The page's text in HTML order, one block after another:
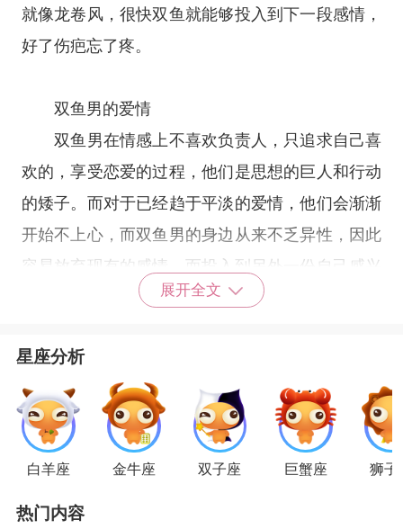
就像龙卷风，很快双鱼就能够投入到下一段感情，
好了伤疤忘了疼。
双鱼男的爱情
双鱼男在情感上不喜欢负责人，只追求自己喜
欢的，享受恋爱的过程，他们是思想的巨人和行动
的矮子。而对于已经趋于平淡的爱情，他们会渐渐
开始不上心，而双鱼男的身边从来不乏异性，因此
容易放弃现有的感情，而投入到另外一份自己感兴
趣的情感中，容易给人一种花心的印象。
双鱼女的爱情
双鱼女坚信世界上一定有美好的爱情，相信命
运和缘分的力量会将那个命定的恋人带到自己身
边，她们心中常怀憧憬。会去寻求虚伪的安全感，
生们的保护欲，能很快俘虏她们的心。
展开全文
星座分析
白羊座 金牛座 双子座 巨蟹座 狮子
热门内容